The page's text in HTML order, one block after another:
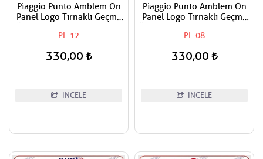
Piaggio Punto Amblem Ön
Panel Logo Tırnaklı Geçme
Sarı
PL-12
330,00
İNCELE
Piaggio Punto Amblem Ön
Panel Logo Tırnaklı Geçme
Gümüş
PL-08
330,00
İNCELE